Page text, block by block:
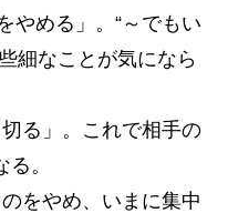
やめる」。“～でもい
細なことが気になら
る」。これで相手の
。
をやめ、いまに集中